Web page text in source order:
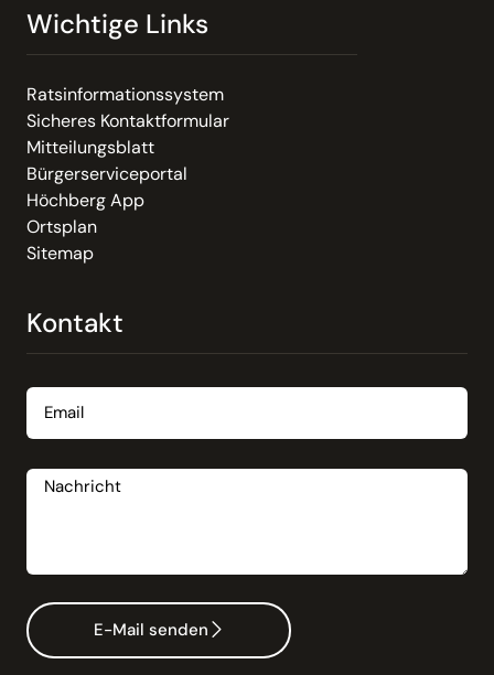
Wichtige Links
Ratsinformationssystem
Sicheres Kontaktformular
Mitteilungsblatt
Bürgerserviceportal
Höchberg App
Ortsplan
Sitemap
Kontakt
E-Mail senden